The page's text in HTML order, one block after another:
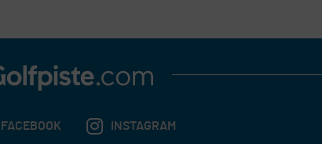
FACEBOOK INSTAGRAM